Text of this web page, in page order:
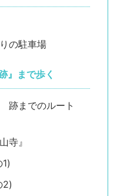
の駐車場
』まで歩く
跡までのルート
寺』
2)